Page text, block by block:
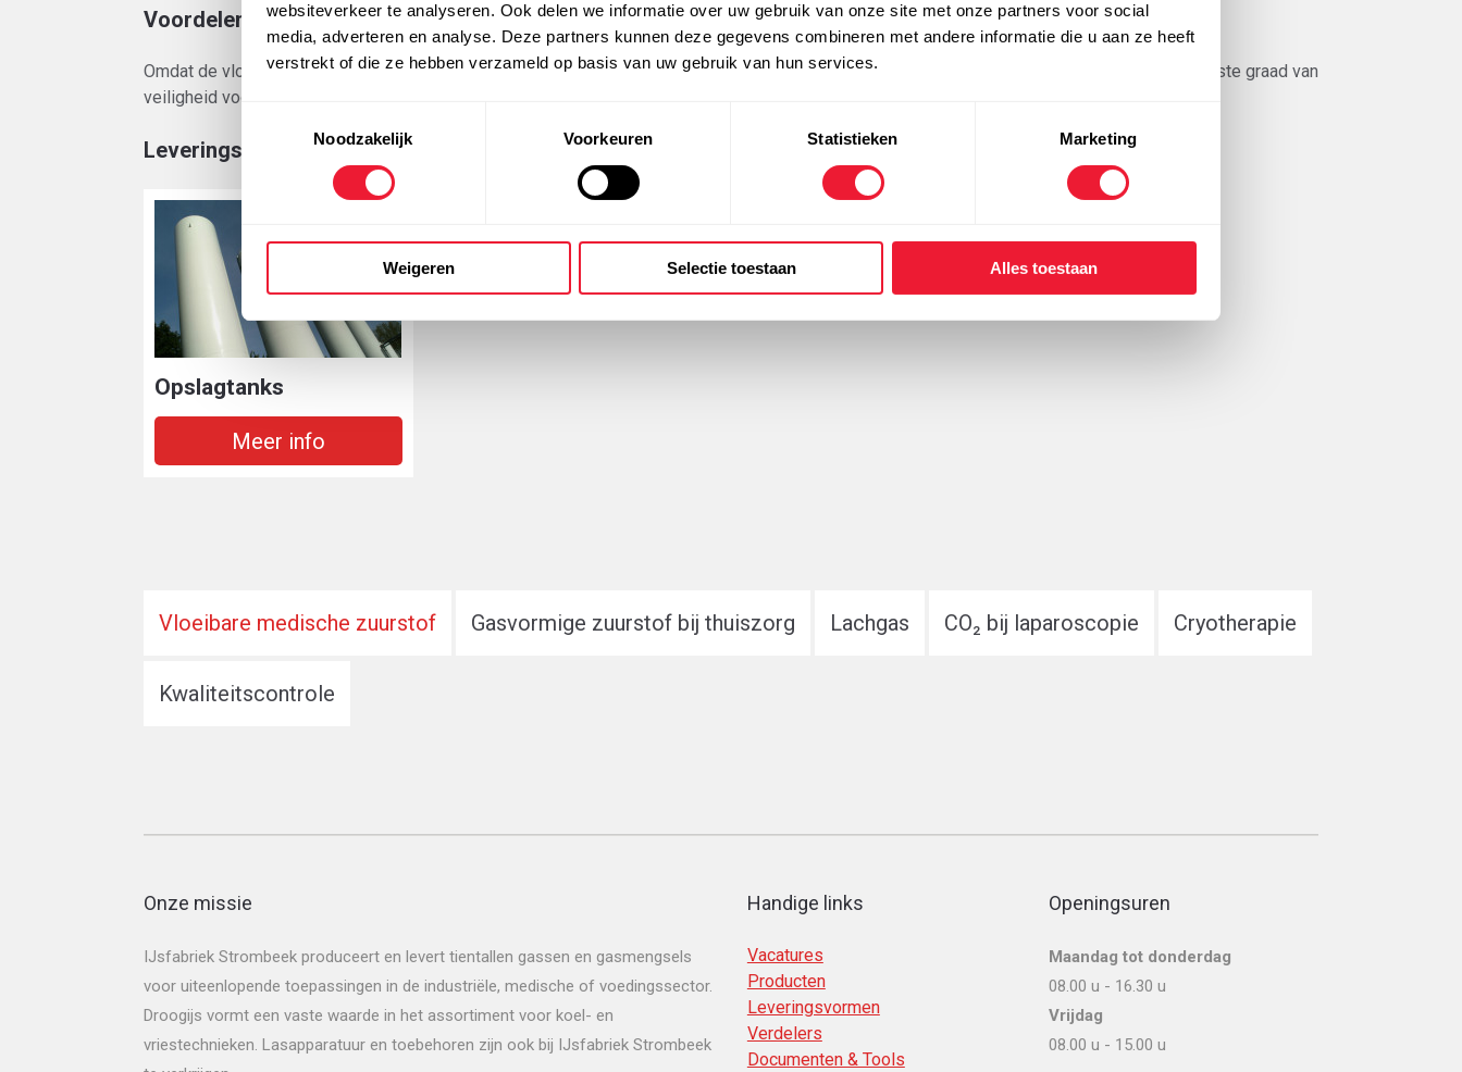
websiteverkeer te analyseren. Ook delen we informatie over uw gebruik van onze site met onze partners voor social
media, adverteren en analyse. Deze partners kunnen deze gegevens combineren met andere informatie die u aan ze heeft
verstrekt of die ze hebben verzameld op basis van uw gebruik van hun services.
Noodzakelijk
Voorkeuren Statistieken Marketing
Weigeren Selectie toestaan Alles toestaan
Voordelen
Omdat de vloeibare medische zuurstof van IJsfabriek Strombeek een geregistreerd geneesmiddel is, wordt de hoogste kwaliteit en de hoogste graad van
veiligheid voor gebruikers en patiënten gewaarborgd.
Leveringsvormen
Opslagtanks
Meer info
Vloeibare medische zuurstof Gasvormige zuurstof bij thuiszorg Lachgas CO₂ bij laparoscopie Cryotherapie
Kwaliteitscontrole
Onze missie
IJsfabriek Strombeek produceert en levert tientallen gassen en gasmengsels
voor uiteenlopende toepassingen in de industriële, medische of voedingssector.
Droogijs vormt een vaste waarde in het assortiment voor koel- en
vriestechnieken. Lasapparatuur en toebehoren zijn ook bij IJsfabriek Strombeek
Handige links
Vacatures
Producten
Leveringsvormen
Verdelers
Documenten & Tools
Openingsuren
Maandag tot donderdag
08.00 u - 16.30 u
Vrijdag
08.00 u - 15.00 u